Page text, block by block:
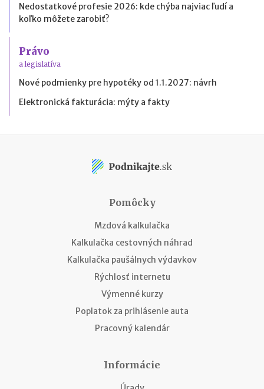
Nedostatkové profesie 2026: kde chýba najviac ľudí a
koľko môžete zarobiť?
Právo
a legislatíva
Nové podmienky pre hypotéky od 1.1.2027: návrh
Elektronická fakturácia: mýty a fakty
Pomôcky
Mzdová kalkulačka
Kalkulačka cestovných náhrad
Kalkulačka paušálnych výdavkov
Rýchlosť internetu
Výmenné kurzy
Poplatok za prihlásenie auta
Pracovný kalendár
Informácie